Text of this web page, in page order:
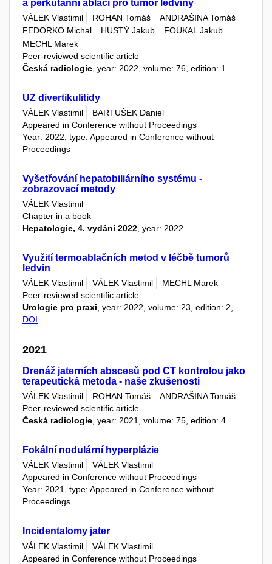
a perkutánní ablaci pro tumor ledviny
VÁLEK Vlastimil ROHAN Tomáš
ANDRAŠINA Tomáš
FEDORKO Michal
HUSTÝ Jakub
FOUKAL Jakub
MECHL Marek
Peer-reviewed scientific article
Česká radiologie , year: 2022, volume: 76, edition: 1
UZ divertikulitidy
VÁLEK Vlastimil
BARTUŠEK Daniel
Appeared in Conference without Proceedings
Year: 2022, type: Appeared in Conference without
Proceedings
Vyšetřování hepatobiliárního systému -
zobrazovací metody
VÁLEK Vlastimil
Chapter in a book
Hepatologie, 4. vydání 2022 , year: 2022
Využití termoablačních metod v léčbě tumorů
ledvin
VÁLEK Vlastimil VÁLEK Vlastimil
MECHL Marek
Peer-reviewed scientific article
Urologie pro praxi, year: 2022, volume: 23, edition: 2,
DOI
2021
Drenáž jaterních abscesů pod CT kontrolou jako
terapeutická metoda - naše zkušenosti
VÁLEK Vlastimil ROHAN Tomáš
ANDRAŠINA Tomáš
Peer-reviewed scientific article
Česká radiologie , year: 2021, volume: 75, edition: 4
Fokální nodulární hyperplázie
VÁLEK Vlastimil
VÁLEK Vlastimil
Appeared in Conference without Proceedings
Year: 2021, type: Appeared in Conference without
Proceedings
Incidentalomy jater
VÁLEK Vlastimil
VÁLEK Vlastimil
Appeared in Conference without Proceedings